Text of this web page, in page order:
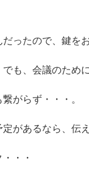
ったので、鍵を
も、会議のため
がらず・・・。
があるなら、伝
・・